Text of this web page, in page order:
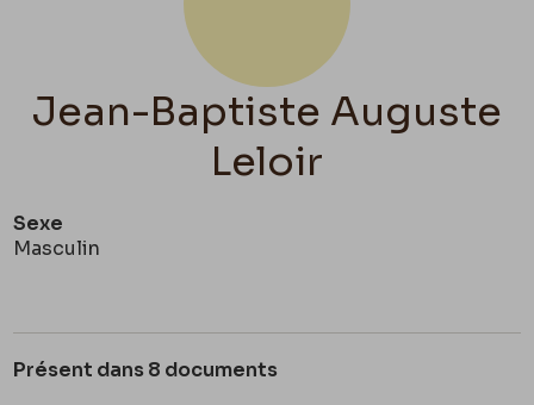
Jean-Baptiste Auguste
Leloir
Sexe
Masculin
Présent dans 8 documents